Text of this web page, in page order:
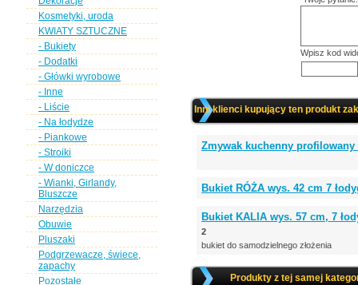
Kosmetyki, uroda
KWIATY SZTUCZNE
- Bukiety
- Dodatki
- Główki wyrobowe
- Inne
- Liście
- Na łodydze
- Piankowe
- Stroiki
- W doniczce
- Wianki, Girlandy,
Bluszcze
Narzędzia
Obuwie
Pluszaki
Podgrzewacze, świece,
zapachy
Pozostałe
Wpisz kod
Inni klienci kupujący ten produkt
Zmywak kuchenny profilowany
Bukiet RÓŻA wys. 42 cm 7
Bukiet KALIA wys. 57 cm, 7
2
bukiet do samodzielnego złożenia
Produkty z tej samej